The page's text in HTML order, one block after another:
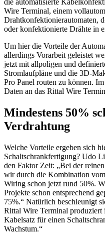
die automatisierte
Wire Terminal, einem
Drahtkonfektionierautomaten,
oder konfektionierte Drähte in
Um hier die Vorteile der
allerdings Vorarbeit geleistet
jetzt mit allpoligen und
Stromlaufpläne und die 3D-
Pro Panel routen zu können.
Daten an das Rittal Wire
Mindestens 50%
Verdrahtung
Welche Vorteile ergeben sich
Schaltschrankfertigung? Udo
den Faktor Zeit: „Bei der
wir durch die Kombination
Wiring schon jetzt rund 50%.
Projekte schon entsprechend
75%.“ Natürlich beschleunigt
Rittal Wire Terminal produziert
Kabelsatz für einen
Wachstum.“